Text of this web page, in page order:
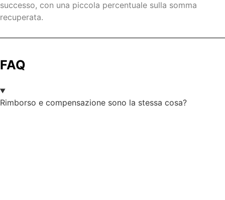
successo, con una piccola percentuale sulla somma
recuperata.
FAQ
Rimborso e compensazione sono la stessa cosa?